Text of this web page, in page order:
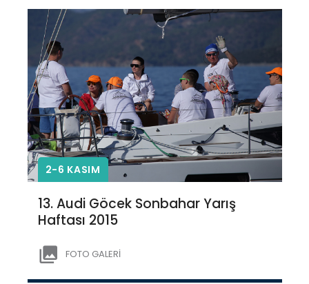
2-6 KASIM
13. Audi Göcek Sonbahar Yarış
Haftası 2015
FOTO GALERİ